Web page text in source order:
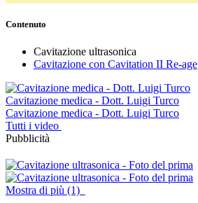
Contenuto
Cavitazione ultrasonica
Cavitazione con Cavitation II Re-age
Cavitazione medica - Dott. Luigi Turco
Cavitazione medica - Dott. Luigi Turco
Tutti i video
Pubblicità
Mostra di più (1)